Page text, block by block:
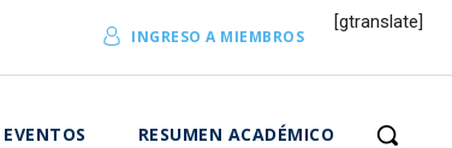
INGRESO A MIEMBROS
[gtranslate]
EVENTOS RESUMEN ACADÉMICO